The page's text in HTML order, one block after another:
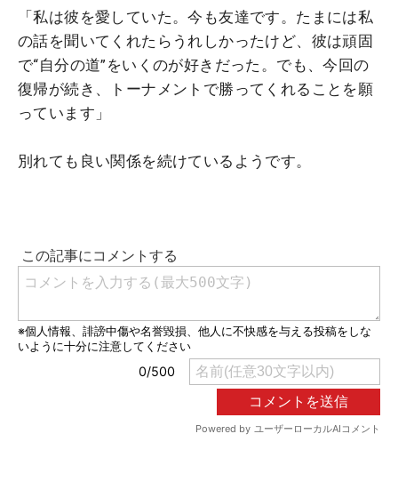
「私は彼を愛していた。今も友達です。たまには私
の話を聞いてくれたらうれしかったけど、彼は頑固
で“自分の道”をいくのが好きだった。でも、今回の
復帰が続き、トーナメントで勝ってくれることを願
っています」
別れても良い関係を続けているようです。